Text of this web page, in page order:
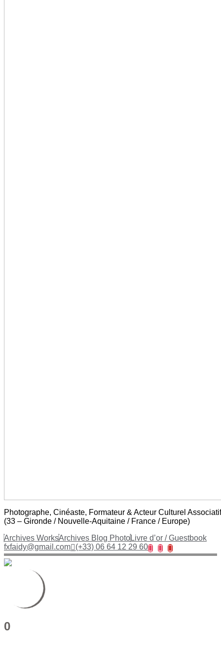
Photographe, Cinéaste, Formateur & Acteur Culturel
(33 – Gironde / Nouvelle-Aquitaine / France / Europe)
Archives WorksArchives Blog PhotoLivre d’or / Guestbook
fxfaidy@gmail.com
(+33) 06 64 12 29 60
0